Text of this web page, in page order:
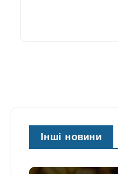
Інші новини